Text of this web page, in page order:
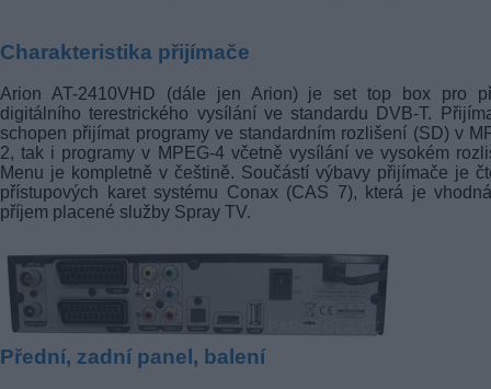
Charakteristika přijímače
Arion AT-2410VHD (dále jen Arion) je set top box pro
digitálního terestrického vysílání ve standardu DVB-T.
schopen přijímat programy ve standardním rozlišení (SD) v
2, tak i programy v MPEG-4 včetně vysílání ve vysokém
Menu je kompletně v češtině. Součástí výbavy přijímače je
přístupových karet systému Conax (CAS 7), která je
příjem placené služby Spray TV.
Přední, zadní panel, balení